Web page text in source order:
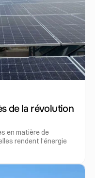
de la révolution
en matière de
rendent l'énergie